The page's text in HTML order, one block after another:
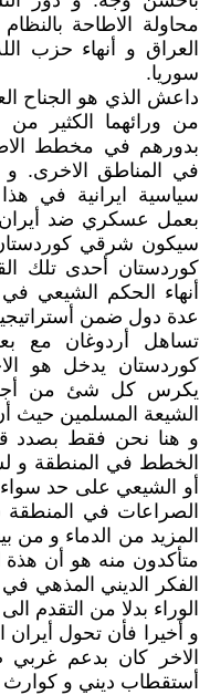
محاولة الاطاحة
العراق و أنهاء حزب
سوريا.
داعش الذي هو الجناح
من ورائهما الكثير
بدورهم في مخطط
في المناطق الاخرى.
سياسية ايرانية في
بعمل عسكري ضد
سيكون شرقي
كوردستان أحدى تلك
أنهاء الحكم الشيعي
عدة دول ضمن
تساهل أردوغان مع
كوردستان يدخل هو
يكرس كل شئ من أجل
الشيعة المسلمين حيث
و هنا نحن فقط بصدد
الخطط في المنطقة و
أو الشيعي على حد سواء
الصراعات في
المزيد من الدماء و من
متأكدون منه هو أن
الفكر الديني المذهي
الوراء بدلا من التقدم
و أخيرا فأن تحول أيران
الاخر كان بدعم
أستقطاب ديني و